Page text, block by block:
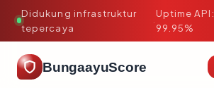
Didukung infrastruktur
tepercaya
·
Uptime API:
99.95%
BungaayuScore